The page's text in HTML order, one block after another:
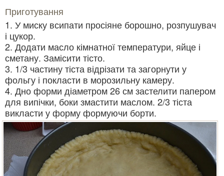
Приготування
1. У миску всипати просіяне борошно, розпушувач
і цукор.
2. Додати масло кімнатної температури, яйце і
сметану. Замісити тісто.
3. 1/3 частину тіста відрізати та загорнути у
фольгу і покласти в морозильну камеру.
4. Дно форми діаметром 26 см застелити папером
для випічки, боки змастити маслом. 2/3 тіста
викласти у форму формуючи борти.